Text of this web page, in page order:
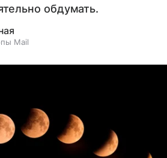
обдумать.
Mail